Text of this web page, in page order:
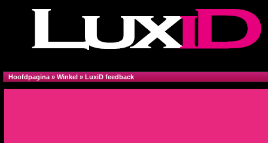
Hoofdpagina » Winkel » LuxiD feedback